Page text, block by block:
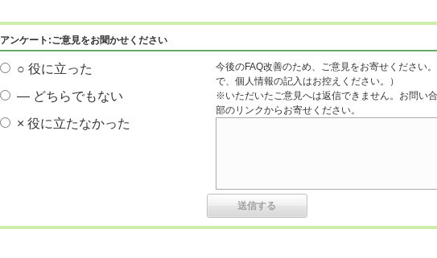
アンケート:ご意見をお聞かせください
○ 役に立った
― どちらでもない
× 役に立たなかった
今後のFAQ改善のため、ご意見をお寄せください
で、個人情報の記入はお控えください。）
※いただいたご意見へは返信できません。お問い
部のリンクからお寄せください。